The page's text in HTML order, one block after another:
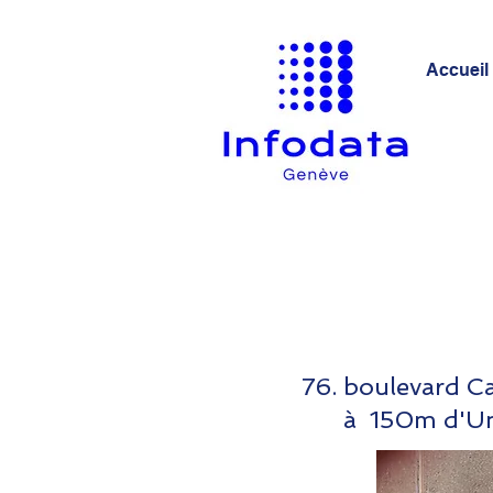
Accueil
76. boulevard
à 150m